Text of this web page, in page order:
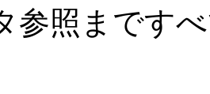
参照まです